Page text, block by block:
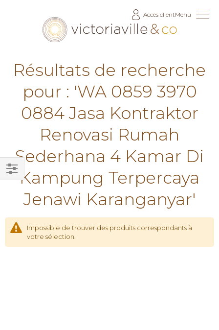
Accès clientMenu
Résultats de recherche
pour : 'WA 0859 3970
0884 Jasa Kontraktor
Renovasi Rumah
Sederhana 4 Kamar Di
Kampung Terpercaya
Jenawi Karanganyar'
Impossible de trouver des produits correspondants à
votre sélection.
Filtrer